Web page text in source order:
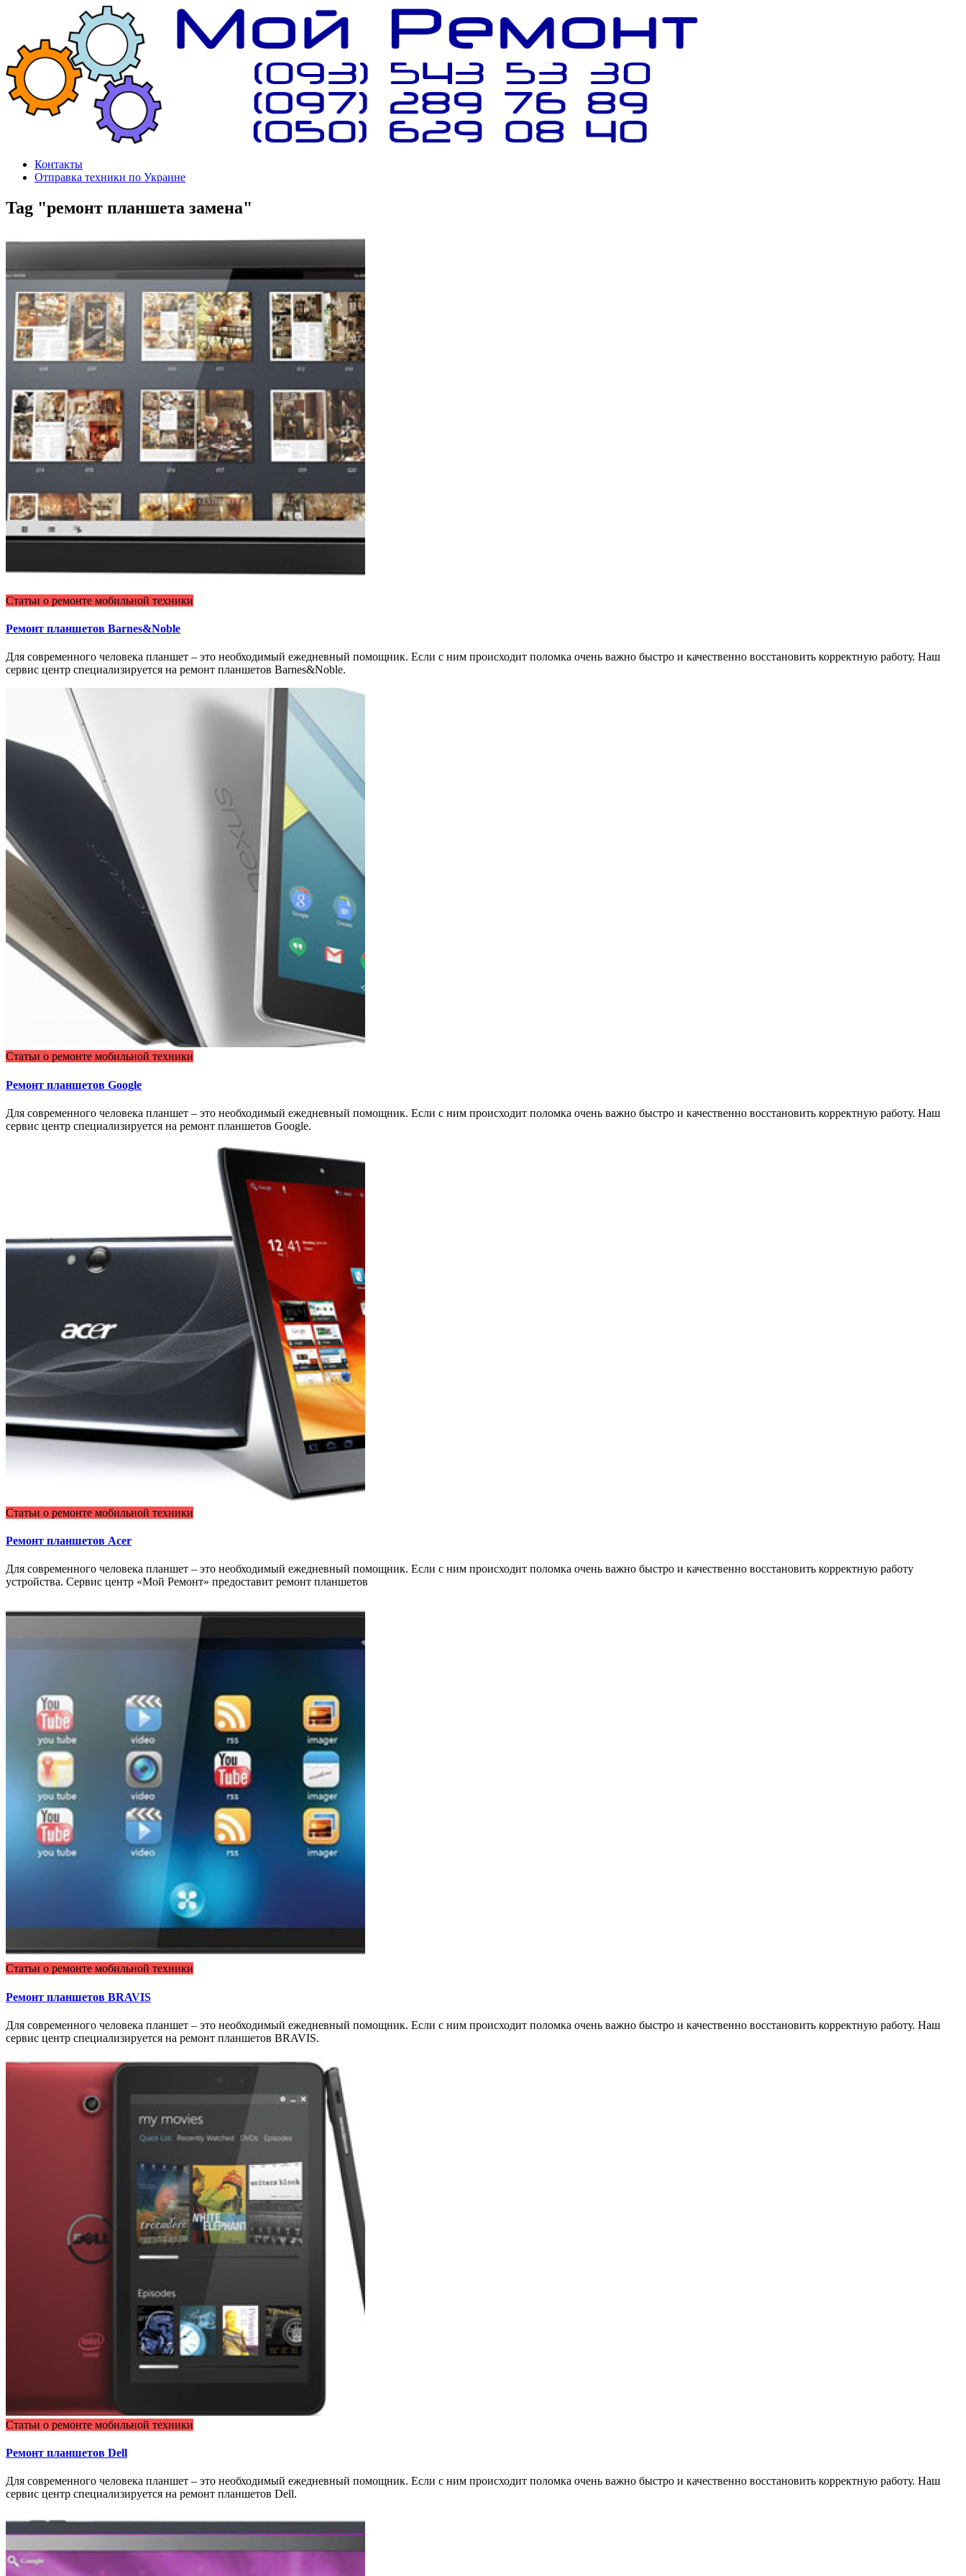
Контакты
Отправка техники по Украине
Tag "ремонт планшета замена"
Статьи о ремонте мобильной техники
Ремонт планшетов Barnes&Noblе
Для современного человека планшет – это необходимый ежедневный помощник. Если с ним происходит поломка очень важно быстро и качественно восстановить корректную работу. Наш
сервис центр специализируется на ремонт планшетов Barnes&Noblе.
Статьи о ремонте мобильной техники
Ремонт планшетов Google
Для современного человека планшет – это необходимый ежедневный помощник. Если с ним происходит поломка очень важно быстро и качественно восстановить корректную работу. Наш
сервис центр специализируется на ремонт планшетов Google.
Статьи о ремонте мобильной техники
Ремонт планшетов Acer
Для современного человека планшет – это необходимый ежедневный помощник. Если с ним происходит поломка очень важно быстро и качественно восстановить корректную работу
устройства. Сервис центр «Мой Ремонт» предоставит ремонт планшетов
Статьи о ремонте мобильной техники
Ремонт планшетов BRAVIS
Для современного человека планшет – это необходимый ежедневный помощник. Если с ним происходит поломка очень важно быстро и качественно восстановить корректную работу. Наш
сервис центр специализируется на ремонт планшетов BRAVIS.
Статьи о ремонте мобильной техники
Ремонт планшетов Dell
Для современного человека планшет – это необходимый ежедневный помощник. Если с ним происходит поломка очень важно быстро и качественно восстановить корректную работу. Наш
сервис центр специализируется на ремонт планшетов Dell.